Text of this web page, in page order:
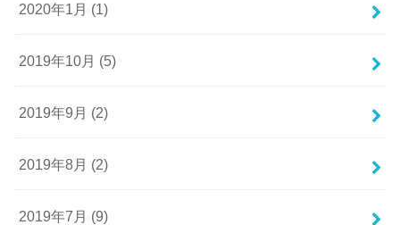
2020年1月 (1)
2019年10月 (5)
2019年9月 (2)
2019年8月 (2)
2019年7月 (9)